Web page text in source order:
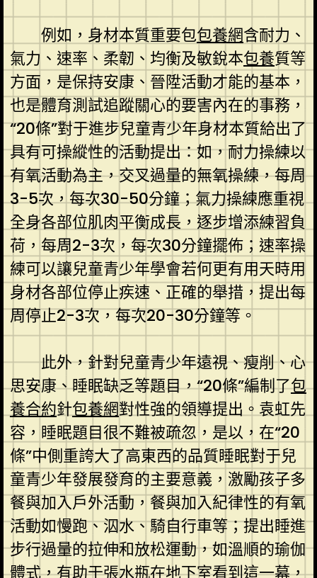
例如，身材本質重要包包養網含耐力、
氣力、速率、柔韌、均衡及敏銳本包養質等
方面，是保持安康、晉陞活動才能的基本，
也是體育測試追蹤關心的要害內在的事務，
“20條”對于進步兒童青少年身材本質給出了
具有可操縱性的活動提出：如，耐力操練以
有氧活動為主，交叉過量的無氧操練，每周
3-5次，每次30-50分鐘；氣力操練應重視
全身各部位肌肉平衡成長，逐步增添練習負
荷，每周2-3次，每次30分鐘擺佈；速率操
練可以讓兒童青少年學會若何更有用天時用
身材各部位停止疾速、正確的舉措，提出每
周停止2-3次，每次20-30分鐘等。
此外，針對兒童青少年遠視、瘦削、心
思安康、睡眠缺乏等題目，“20條”編制了包
養合約針包養網對性強的領導提出。袁虹先
容，睡眠題目很不難被疏忽，是以，在“20
條”中側重誇大了高東西的品質睡眠對于兒
童青少年發展發育的主要意義，激勵孩子多
餐與加入戶外活動，餐與加入紀律性的有氧
活動如慢跑、泅水、騎自行車等；提出睡進
步行過量的拉伸和放松運動，如溫順的瑜伽
體式，有助于張水瓶在地下室看到這一幕，